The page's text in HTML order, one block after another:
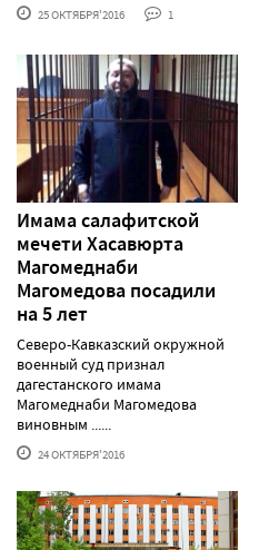
25 ОКТЯБРЯ'2016 1
Имама салафитской
мечети Хасавюрта
Магомеднаби
Магомедова посадили
на 5 лет
Северо-Кавказский окружной
военный суд признал
дагестанского имама
Магомеднаби Магомедова
виновным ......
24 ОКТЯБРЯ'2016